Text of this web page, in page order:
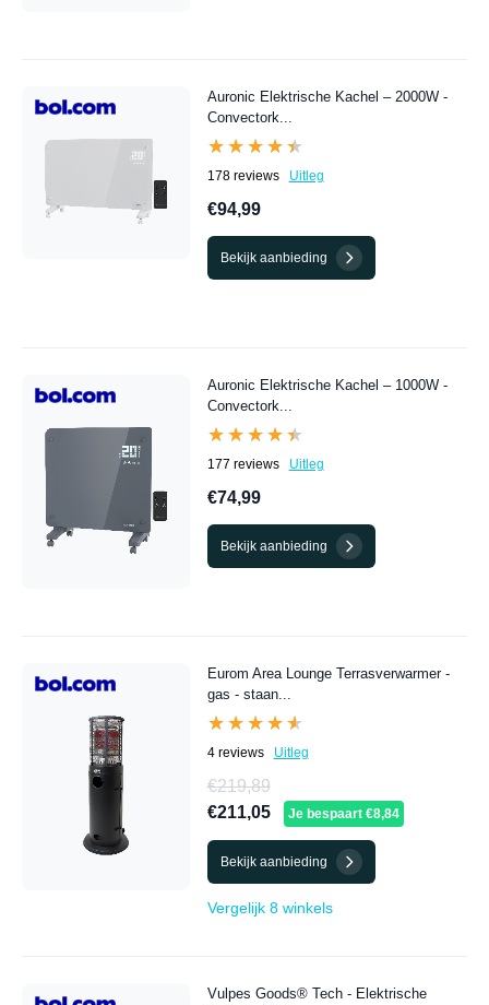
Auronic Elektrische Kachel – 2000W -
Convectork...
★★★★★
★★★★★
178 reviews Uitleg
€94,99
Bekijk aanbieding
Auronic Elektrische Kachel – 1000W -
Convectork...
★★★★★
★★★★★
177 reviews Uitleg
€74,99
Bekijk aanbieding
Eurom Area Lounge Terrasverwarmer -
gas - staan...
★★★★★
★★★★★
4 reviews Uitleg
€219,89
€211,05
Je bespaart €8,84
Bekijk aanbieding
Vergelijk 8 winkels
Vulpes Goods® Tech - Elektrische